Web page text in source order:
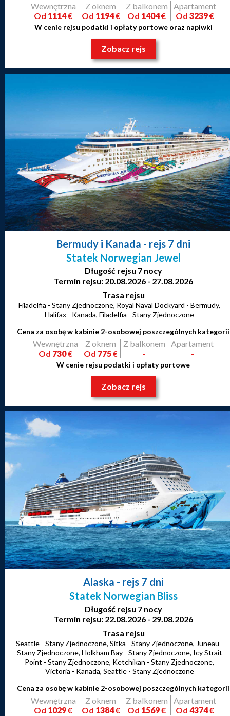
Wewnętrzna
Od 1114€
Z oknem
Od 1194€
Z balkonem
Od 1404€
Apartament
Od 3239€
W cenie rejsu podatki i opłaty portowe oraz napiwki
Zobacz rejs
Bermudy i Kanada - rejs 7 dni
Statek Norwegian Jewel
Długość rejsu 7 nocy
Termin rejsu: 20.08.2026 - 27.08.2026
Trasa rejsu
Filadelfia - Stany Zjednoczone, Royal Naval Dockyard - Bermudy,
Halifax - Kanada, Filadelfia - Stany Zjednoczone
Cena za osobę w kabinie 2-osobowej poszczególnych kategorii
Wewnętrzna
Od 730€
Z oknem
Od 775€
Z balkonem
-
Apartament
-
W cenie rejsu podatki i opłaty portowe
Zobacz rejs
Alaska - rejs 7 dni
Statek Norwegian Bliss
Długość rejsu 7 nocy
Termin rejsu: 22.08.2026 - 29.08.2026
Trasa rejsu
Seattle - Stany Zjednoczone, Sitka - Stany Zjednoczone, Juneau -
Stany Zjednoczone, Holkham Bay - Stany Zjednoczone, Icy Strait
Point - Stany Zjednoczone, Ketchikan - Stany Zjednoczone,
Victoria - Kanada, Seattle - Stany Zjednoczone
Cena za osobę w kabinie 2-osobowej poszczególnych kategorii
Wewnętrzna
Od 1029€
Z oknem
Od 1384€
Z balkonem
Od 1569€
Apartament
Od 4374€